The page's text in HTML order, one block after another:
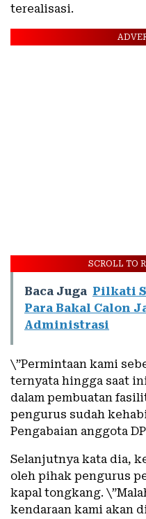
terealisasi.
SCROLL TO
Baca Juga Pilkati
Para Bakal Calon
Administrasi
\”Permintaan kami
ternyata hingga saat
dalam pembuatan
pengurus sudah
Pengabaian anggota
Selanjutnya kata dia,
oleh pihak pengurus
kapal tongkang.
kendaraan kami akan